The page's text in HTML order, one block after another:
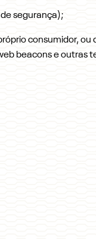
segurança);
consumidor,
beacons e outras